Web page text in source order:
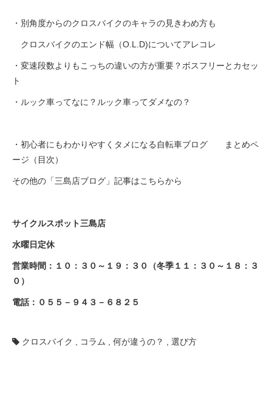
・別角度からのクロスバイクのキャラの見きわめ方も
クロスバイクのエンド幅（O.L.D)についてアレコレ
・変速段数よりもこっちの違いの方が重要？ボスフリーとカセッ
ト
・ルック車ってなに？ルック車ってダメなの？
・初心者にもわかりやすくタメになる自転車ブログ まとめペ
ージ（目次）
その他の「三島店ブログ」記事はこちらから
サイクルスポット三島店
水曜日定休
営業時間：１０：３０～１９：３０（冬季１１：３０～１８：３
０）
電話： ０５５－９４３－６８２５
クロスバイク コラム 何が違うの？ 選び方